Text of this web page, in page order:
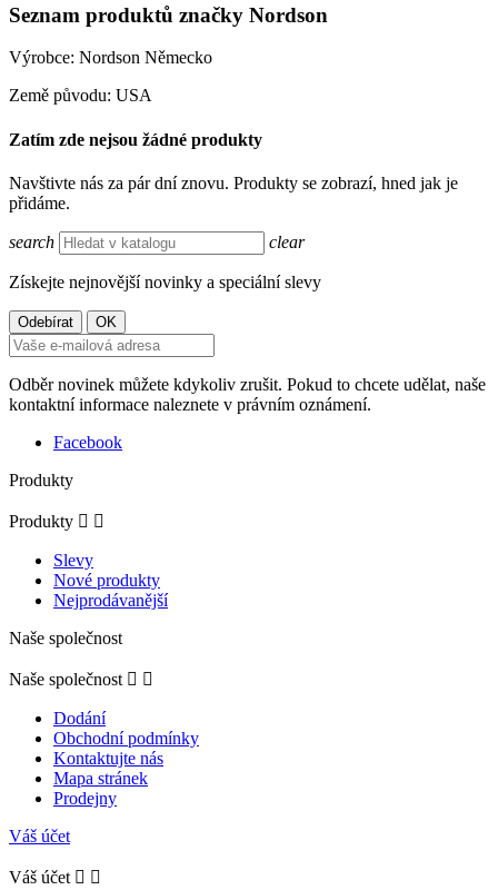
Seznam produktů značky Nordson
Výrobce: Nordson Německo
Země původu: USA
Zatím zde nejsou žádné produkty
Navštivte nás za pár dní znovu. Produkty se zobrazí, hned jak je
přidáme.
search clear
Získejte nejnovější novinky a speciální slevy
Odběr novinek můžete kdykoliv zrušit. Pokud to chcete udělat, naše
kontaktní informace naleznete v právním oznámení.
Facebook
Produkty
Produkty  
Slevy
Nové produkty
Nejprodávanější
Naše společnost
Naše společnost  
Dodání
Obchodní podmínky
Kontaktujte nás
Mapa stránek
Prodejny
Váš účet
Váš účet  